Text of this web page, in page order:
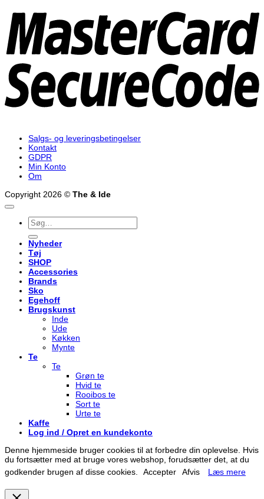
Salgs- og leveringsbetingelser
Kontakt
GDPR
Min Konto
Om
Copyright 2026 © The & Ide
Søg
efter:
Nyheder
Tøj
SHOP
Accessories
Brands
Sko
Egehoff
Brugskunst
Inde
Ude
Køkken
Mynte
Te
Te
Grøn te
Hvid te
Rooibos te
Sort te
Urte te
Kaffe
Log ind / Opret en kundekonto
Denne hjemmeside bruger cookies til at forbedre din oplevelse. Hvis
du fortsætter med at bruge vores webshop, forudsætter det, at du
godkender brugen af disse cookies.
Accepter Afvis Læs mere